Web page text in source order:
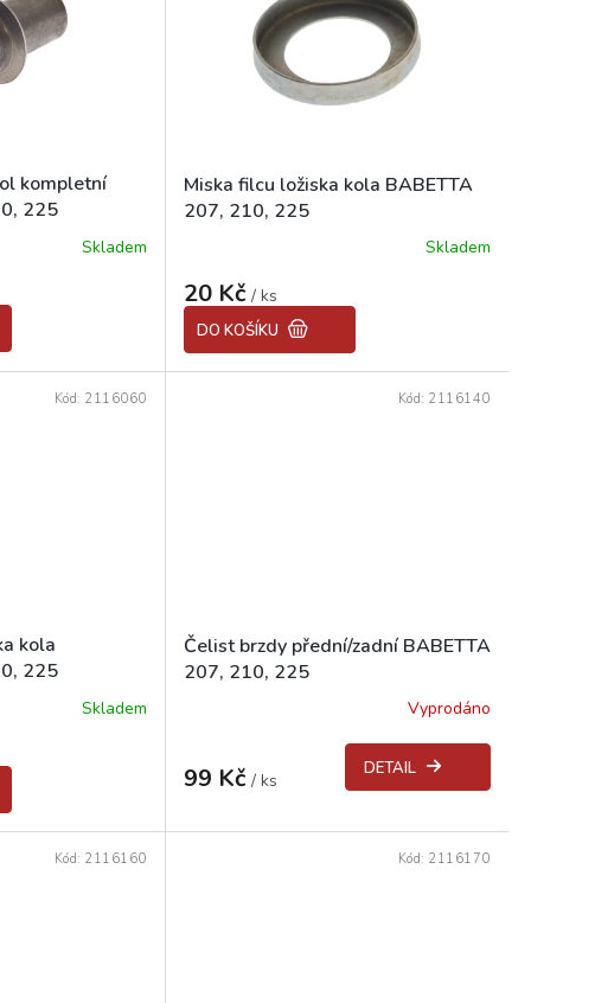
kompletní
225
Skladem
Miska filcu ložiska kola BABETTA
207, 210, 225
Skladem
20 Kč / ks
DO KOŠÍKU
kola
225
Skladem
Kód: 2116060
Čelist brzdy přední/zadní BABETTA
207, 210, 225
je
Vyprodáno
99 Kč / ks
DETAIL
Kód: 2116140
Kód: 2116160 Kód: 2116170